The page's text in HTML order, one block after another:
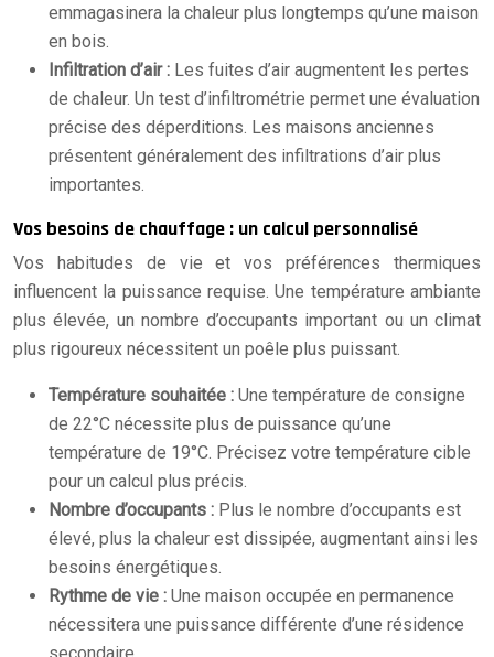
emmagasinera la chaleur plus longtemps qu’une maison
en bois.
Infiltration d’air : Les fuites d’air augmentent les pertes
de chaleur. Un test d’infiltrométrie permet une évaluation
précise des déperditions. Les maisons anciennes
présentent généralement des infiltrations d’air plus
importantes.
Vos besoins de chauffage : un calcul personnalisé
Vos habitudes de vie et vos préférences thermiques
influencent la puissance requise. Une température ambiante
plus élevée, un nombre d’occupants important ou un climat
plus rigoureux nécessitent un poêle plus puissant.
Température souhaitée : Une température de consigne
de 22°C nécessite plus de puissance qu’une
température de 19°C. Précisez votre température cible
pour un calcul plus précis.
Nombre d’occupants : Plus le nombre d’occupants est
élevé, plus la chaleur est dissipée, augmentant ainsi les
besoins énergétiques.
Rythme de vie : Une maison occupée en permanence
nécessitera une puissance différente d’une résidence